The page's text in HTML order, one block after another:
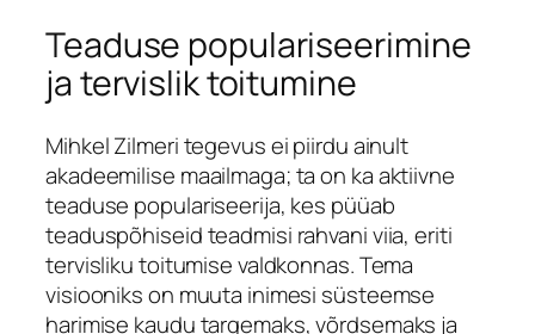
Teaduse populariseerimine
ja tervislik toitumine
Mihkel Zilmeri tegevus ei piirdu ainult
akadeemilise maailmaga; ta on ka aktiivne
teaduse populariseerija, kes püüab
teaduspõhiseid teadmisi rahvani viia, eriti
tervisliku toitumise valdkonnas. Tema
visiooniks on muuta inimesi süsteemse
harimise kaudu targemaks, võrdsemaks ja